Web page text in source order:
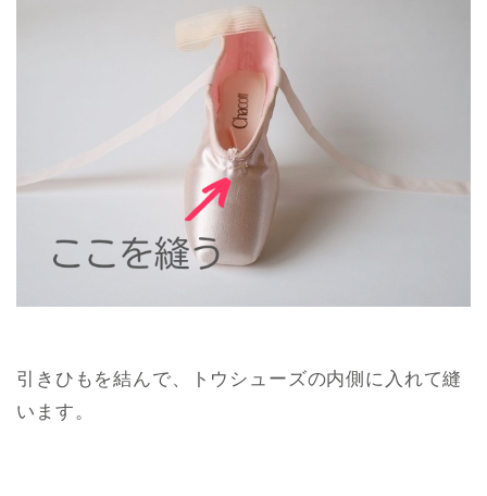
引きひもを結んで、トウシューズの内側に入れて縫
います。